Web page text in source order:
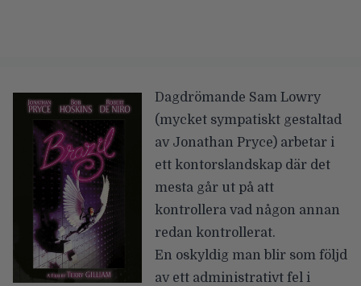
Dagdrömande Sam Lowry
(mycket sympatiskt gestaltad
av Jonathan Pryce) arbetar i
ett kontorslandskap där det
mesta går ut på att
kontrollera vad någon annan
redan kontrollerat.
En oskyldig man blir som följd
av ett administrativt fel i